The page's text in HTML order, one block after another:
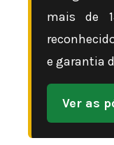
mais de
e garantia
Ver as